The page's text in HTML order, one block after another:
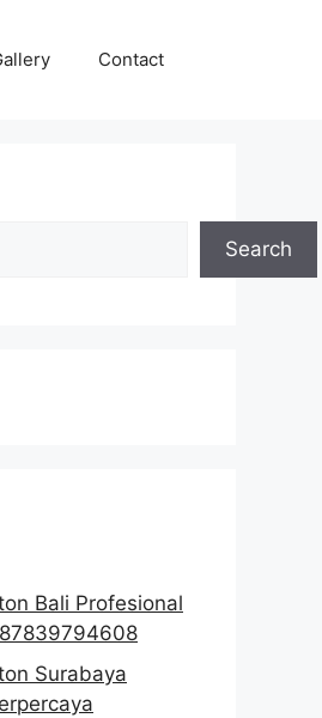
Contact
Search
Bali Profesional
Surabaya